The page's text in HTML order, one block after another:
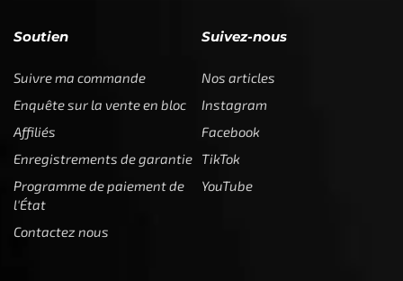
Soutien
Suivre ma commande
Enquête sur la vente en bloc
Affiliés
Enregistrements de garantie
Programme de paiement de
l'État
Contactez nous
Suivez-nous
Nos articles
Instagram
Facebook
TikTok
YouTube